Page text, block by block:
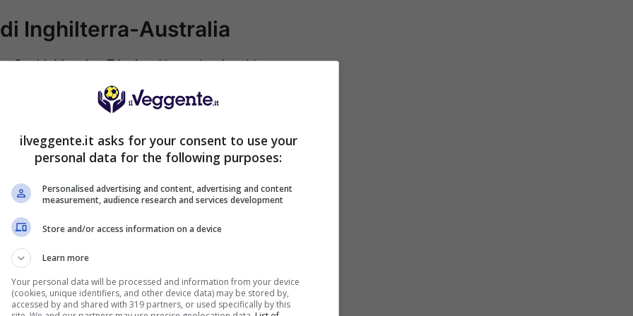
Inghilterra-Australia
Guehi, Maguire, Trippier; Alexander-Arnold,
Burgess, Behich; Baccus, Luongo; Boyle,
SPORTBET: 100€ SUBITO
deposito + fino a 50€ di
rimborso
sport + fino a 50€ di bonus
sul primo deposito
200€
Informazioni
ilveggente.it asks for your consent to use your
personal data for the following purposes:
Personalised advertising and content, advertising and content
measurement, audience research and services development
Store and/or access information on a device
Learn more
Your personal data will be processed and information from your device
(cookies, unique identifiers, and other device data) may be stored by,
accessed by and shared with 319 partners, or used specifically by this